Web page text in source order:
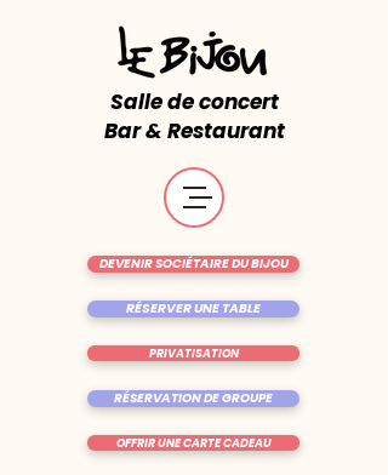
Salle de concert
Bar & Restaurant
RÉSERVER UNE TABLE
OFFRIR UNE CARTE CADEAU
DEVENIR SOCIÉTAIRE DU BIJOU
RÉSERVATION DE GROUPE
PRIVATISATION